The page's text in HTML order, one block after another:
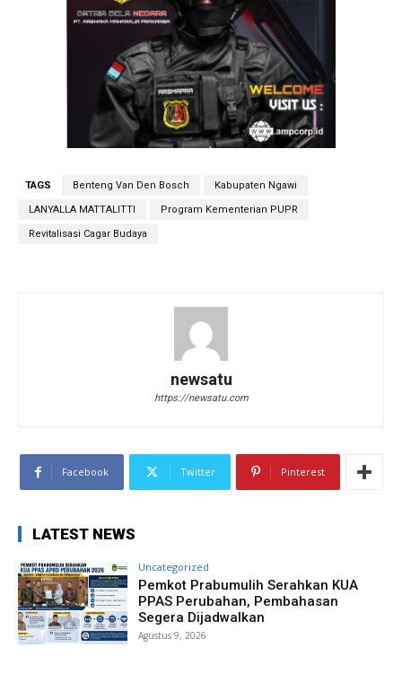
TAGS Benteng Van Den Bosch Kabupaten Ngawi
LANYALLA MATTALITTI Program Kementerian PUPR
Revitalisasi Cagar Budaya
newsatu
https://newsatu.com
Facebook Twitter Pinterest
LATEST NEWS
Uncategorized
Pemkot Prabumulih Serahkan KUA
PPAS Perubahan, Pembahasan
Segera Dijadwalkan
Agustus 9, 2026